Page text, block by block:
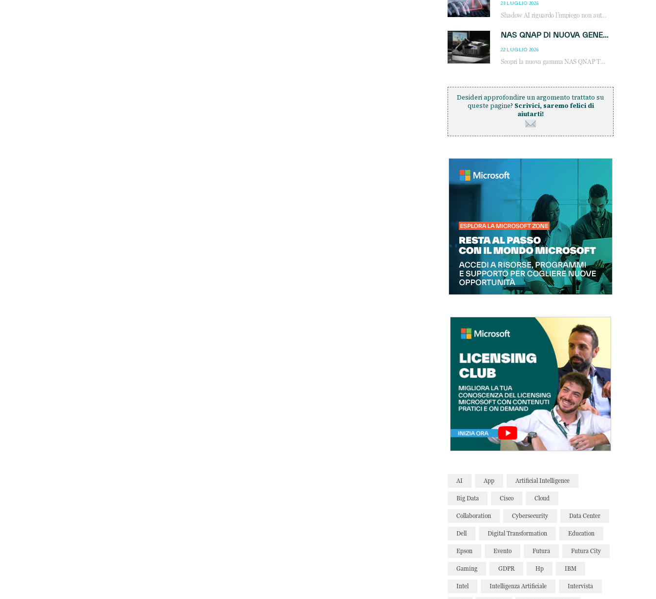
23 LUGLIO 2026
Shadow AI riguardo l’impiego non autorizzato di sistemi AI all’interno dell’azienda. E’ una pratica che si diffonde a partire dai dipendenti fino ai dirigenti e mette a repentaglio la cybersecurity, con costi più elevati per le organizzazioni. Due recenti report illustrano il fenomeno e forniscono dati in merito
NAS QNAP DI NUOVA GENERAZIONE: PIÙ PRESTAZIONI, SCALABILITÀ E PROTEZIONE DEI DATI PER LE INFRASTRUTTURE IT MODERNE
22 LUGLIO 2026
Scopri la nuova gamma NAS QNAP TS-h1465U-RP, TS-h1065eU e TS-h665U: storage aziendale con ZFS, DDR5, E1.S NVMe e connettività 2.5GbE per backup, virtualizzazione e cybersecurity.
Desideri approfondire un argomento trattato su
queste pagine? Scrivici, saremo felici di
aiutarti!
AI App Artificial Intelligence
Big Data Cisco Cloud
Collaboration Cybersecurity Data Center
Dell Digital Transformation Education
Epson Evento Futura Futura City
Gaming GDPR Hp IBM
Intel Intelligenza Artificiale Intervista